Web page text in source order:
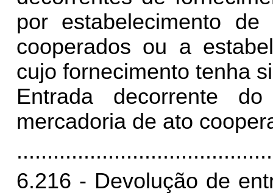
por estabelecimento
cooperados ou a
cujo fornecimento tenha
Entrada decorrente
mercadoria de ato
6.216 - Devolução de